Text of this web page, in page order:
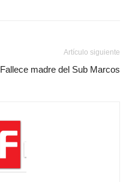
Artículo siguiente
Fallece madre del Sub Marcos